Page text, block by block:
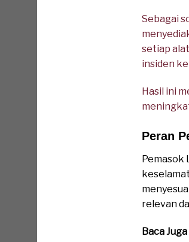
Sebagai
setiap
insiden
Hasil ini
Peran
Pemasok
relevan
Baca Juga